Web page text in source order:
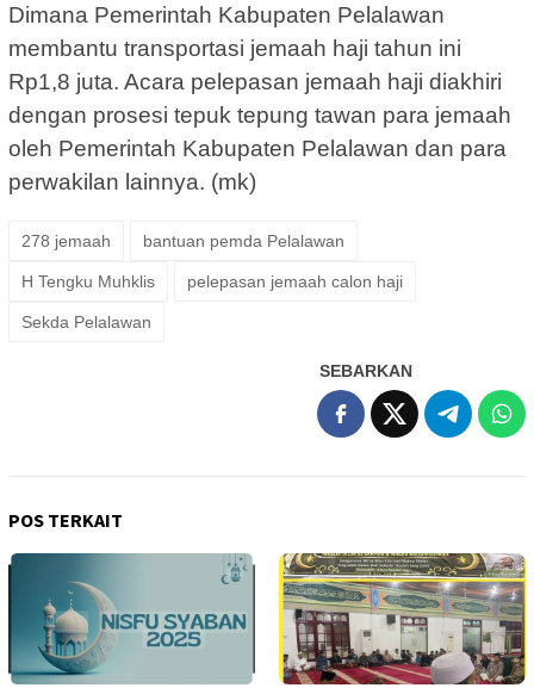
Dimana Pemerintah Kabupaten Pelalawan
membantu transportasi jemaah haji tahun ini
Rp1,8 juta. Acara pelepasan jemaah haji diakhiri
dengan prosesi tepuk tepung tawan para jemaah
oleh Pemerintah Kabupaten Pelalawan dan para
perwakilan lainnya. (mk)
278 jemaah bantuan pemda Pelalawan
H Tengku Muhklis pelepasan jemaah calon haji
Sekda Pelalawan
SEBARKAN
POS TERKAIT